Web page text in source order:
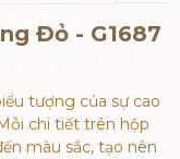
Đỏ - G1687
tượng của sự cao
chi tiết trên hộp
màu sắc, tạo nên